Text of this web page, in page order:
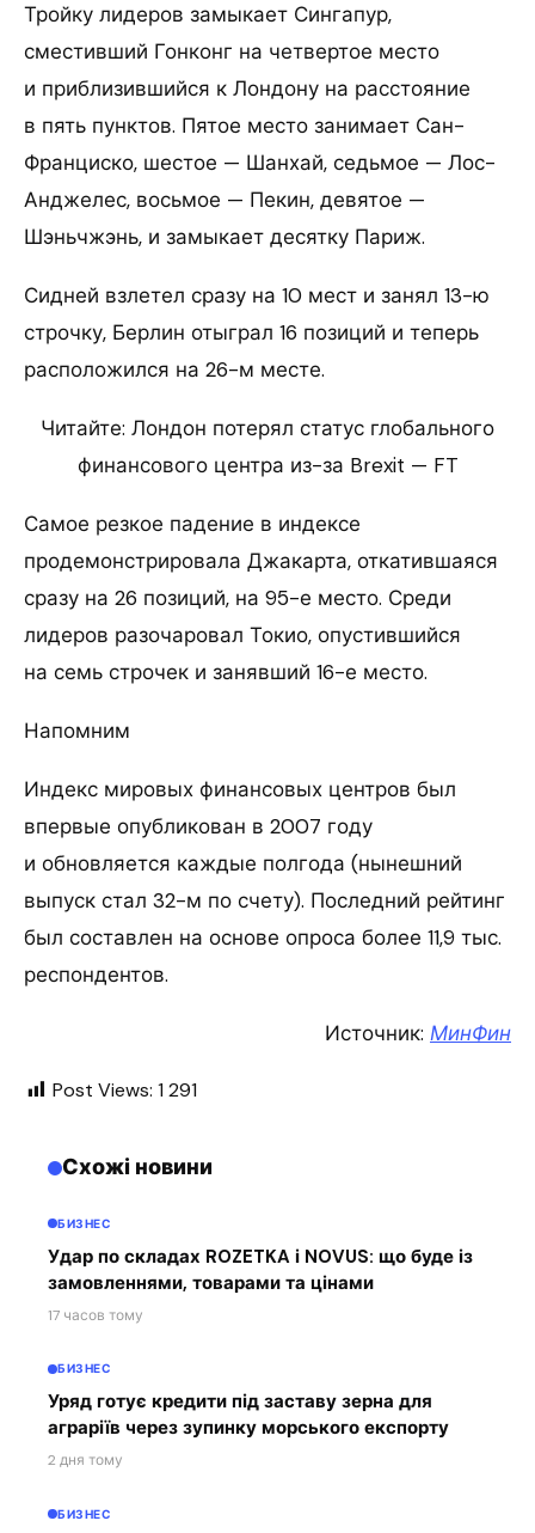
Тройку лидеров замыкает Сингапур,
сместивший Гонконг на четвертое место
и приблизившийся к Лондону на расстояние
в пять пунктов. Пятое место занимает Сан-
Франциско, шестое — Шанхай, седьмое — Лос-
Анджелес, восьмое — Пекин, девятое —
Шэньчжэнь, и замыкает десятку Париж.
Сидней взлетел сразу на 10 мест и занял 13-ю
строчку, Берлин отыграл 16 позиций и теперь
расположился на 26-м месте.
Читайте: Лондон потерял статус глобального
финансового центра из-за Brexit — FT
Самое резкое падение в индексе
продемонстрировала Джакарта, откатившаяся
сразу на 26 позиций, на 95-е место. Среди
лидеров разочаровал Токио, опустившийся
на семь строчек и занявший 16-е место.
Напомним
Индекс мировых финансовых центров был
впервые опубликован в 2007 году
и обновляется каждые полгода (нынешний
выпуск стал 32-м по счету). Последний рейтинг
был составлен на основе опроса более 11,9 тыс.
респондентов.
Источник: МинФин
Post Views: 1 291
Схожі новини
БИЗНЕС
Удар по складах ROZETKA і NOVUS: що буде із
замовленнями, товарами та цінами
17 часов тому
БИЗНЕС
Уряд готує кредити під заставу зерна для
аграріїв через зупинку морського експорту
2 дня тому
БИЗНЕС